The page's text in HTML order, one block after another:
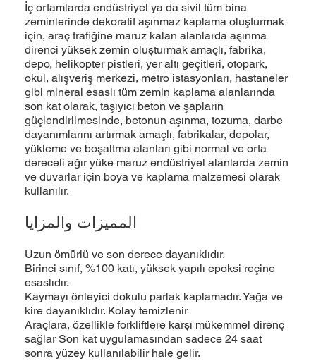
İç ortamlarda endüstriyel ya da sivil tüm bina
zeminlerinde dekoratif aşınmaz kaplama oluşturmak
için, araç traﬁğine maruz kalan alanlarda aşınma
direnci yüksek zemin oluşturmak amaçlı, fabrika,
depo, helikopter pistleri, yer altı geçitleri, otopark,
okul, alışveriş merkezi, metro istasyonları, hastaneler
gibi mineral esaslı tüm zemin kaplama alanlarında
son kat olarak, taşıyıcı beton ve şapların
güçlendirilmesinde, betonun aşınma, tozuma, darbe
dayanımlarını artırmak amaçlı, fabrikalar, depolar,
yükleme ve boşaltma alanları gibi normal ve orta
dereceli ağır yüke maruz endüstriyel alanlarda zemin
ve duvarlar için boya ve kaplama malzemesi olarak
kullanılır.
المميزات والمزايا
Uzun ömürlü ve son derece dayanıklıdır.
Birinci sınıf, %100 katı, yüksek yapılı epoksi reçine
esaslıdır.
Kaymayı önleyici dokulu parlak kaplamadır. Yağa ve
kire dayanıklıdır. Kolay temizlenir
Araçlara, özellikle forkliftlere karşı mükemmel direnç
sağlar Son kat uygulamasından sadece 24 saat
sonra yüzey kullanılabilir hale gelir.